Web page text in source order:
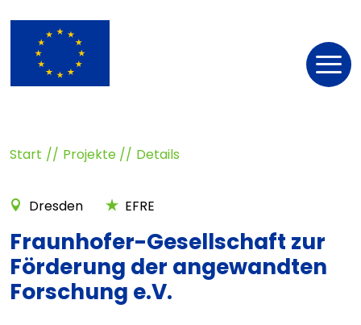
Start Projekte Details
Dresden EFRE
Fraunhofer-Gesellschaft zur
Förderung der angewandten
Forschung e.V.